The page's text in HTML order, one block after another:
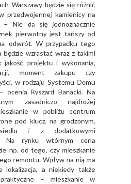
Warszawy będzie się różnić
przedwojennej kamienicy na
– Nie da się jednoznacznie
pierwotny jest tańszy od
odwrót. W przypadku tego
będzie wzrastać wraz z takimi
jakość projektu i wykonania,
moment zakupu czy
w rodzaju Systemu Domu
ocenia Ryszard Banacki. Na
zasadniczo najdrożej
w pobliżu centrum
pod klucz, na grodzonym,
i z dodatkowymi
Na rynku wtórnym cena
np. od tego, czy mieszkanie
remontu. Wpływ na nią ma
lokalizacja, a niekiedy także
– mieszkanie w